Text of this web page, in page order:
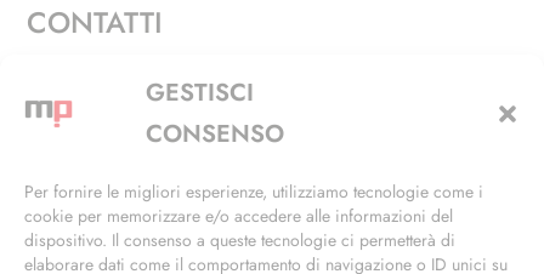
GESTISCI
CONSENSO
Per fornire le migliori esperienze, utilizziamo tecnologie come i
cookie per memorizzare e/o accedere alle informazioni del
dispositivo. Il consenso a queste tecnologie ci permetterà di
elaborare dati come il comportamento di navigazione o ID unici su
CONTATTI
Via Alfieri, 27 - Trezzano Sul Naviglio (MI)
+39 02 4846 3155
info@masterphil.it